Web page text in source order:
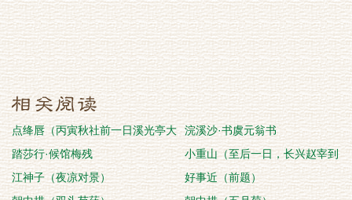
点绛唇（丙寅秋社前一日溪光亭大
雨作）
浣溪沙·书虞元翁书
踏莎行·候馆梅残
小重山（至后一日，长兴赵宰到
郡，并招归安、乌程
江神子（夜凉对景）
好事近（前题）